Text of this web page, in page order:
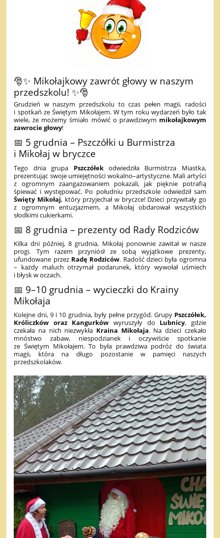
🎅✨ Mikołajkowy zawrót głowy w naszym
przedszkolu! ✨🎅
Grudzień w naszym przedszkolu to czas pełen magii, radości
i spotkań ze Świętym Mikołajem. W tym roku wydarzeń było tak
wiele, że możemy śmiało mówić o prawdziwym mikołajkowym
zawrocie głowy!
📅 5 grudnia – Pszczółki u Burmistrza
i Mikołaj w bryczce
Tego dnia grupa Pszczółekodwiedziła Burmistrza Miastka,
prezentując swoje umiejętności wokalno–artystyczne. Mali artyści
z ogromnym zaangażowaniem pokazali, jak pięknie potrafią
śpiewać i występować. Po południu przedszkole odwiedził sam
Święty Mikołaj, który przyjechał w bryczce! Dzieci przywitały go
z ogromnym entuzjazmem, a Mikołaj obdarował wszystkich
słodkimi cukierkami.
📅 8 grudnia – prezenty od Rady Rodziców
Kilka dni później, 8 grudnia, Mikołaj ponownie zawitał w nasze
progi. Tym razem przyniósł ze sobą wyjątkowe prezenty,
ufundowane przez Radę Rodziców. Radość dzieci była ogromna
– każdy maluch otrzymał podarunek, który wywołał uśmiech
i błysk w oczach.
📅 9–10 grudnia – wycieczki do Krainy
Mikołaja
Kolejne dni, 9 i 10 grudnia, były pełne przygód. Grupy Pszczółek,
Króliczków oraz Kangurków wyruszyły do Lubnicy, gdzie
czekała na nich niezwykła Kraina Mikołaja. Na dzieci czekało
mnóstwo zabaw, niespodzianek i oczywiście spotkanie
ze Świętym Mikołajem. To była prawdziwa podróż do świata
magii, która na długo pozostanie w pamięci naszych
przedszkolaków.